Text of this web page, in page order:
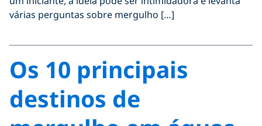
várias perguntas sobre mergulho […]
Os 10 principais
destinos de